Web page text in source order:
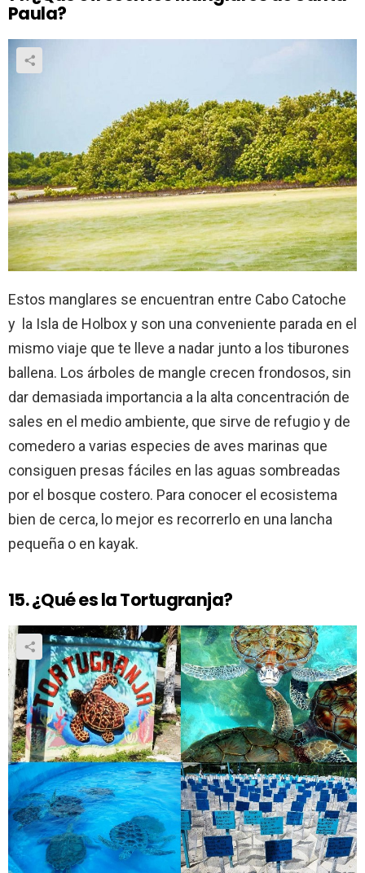
Paula?
Estos manglares se encuentran entre Cabo Catoche
y la Isla de Holbox y son una conveniente parada en el
mismo viaje que te lleve a nadar junto a los tiburones
ballena. Los árboles de mangle crecen frondosos, sin
dar demasiada importancia a la alta concentración de
sales en el medio ambiente, que sirve de refugio y de
comedero a varias especies de aves marinas que
consiguen presas fáciles en las aguas sombreadas
por el bosque costero. Para conocer el ecosistema
bien de cerca, lo mejor es recorrerlo en una lancha
pequeña o en kayak.
15. ¿Qué es la Tortugranja?